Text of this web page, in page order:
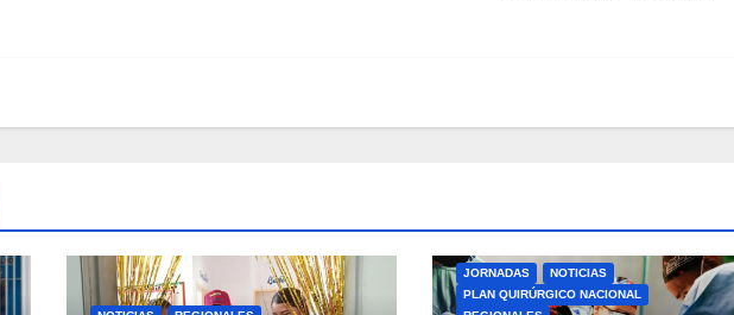
JORNADAS
NOTICIAS
PLAN QUIRÚRGICO NACIONAL